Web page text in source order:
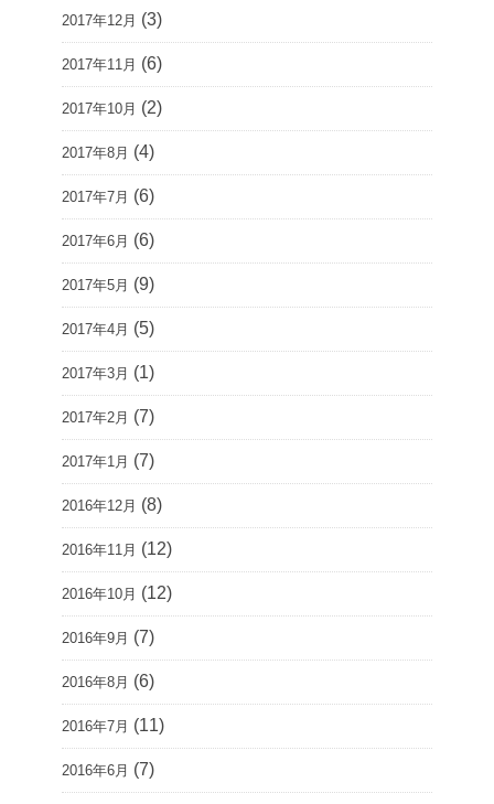
2017年12月 (3)
2017年11月 (6)
2017年10月 (2)
2017年8月 (4)
2017年7月 (6)
2017年6月 (6)
2017年5月 (9)
2017年4月 (5)
2017年3月 (1)
2017年2月 (7)
2017年1月 (7)
2016年12月 (8)
2016年11月 (12)
2016年10月 (12)
2016年9月 (7)
2016年8月 (6)
2016年7月 (11)
2016年6月 (7)